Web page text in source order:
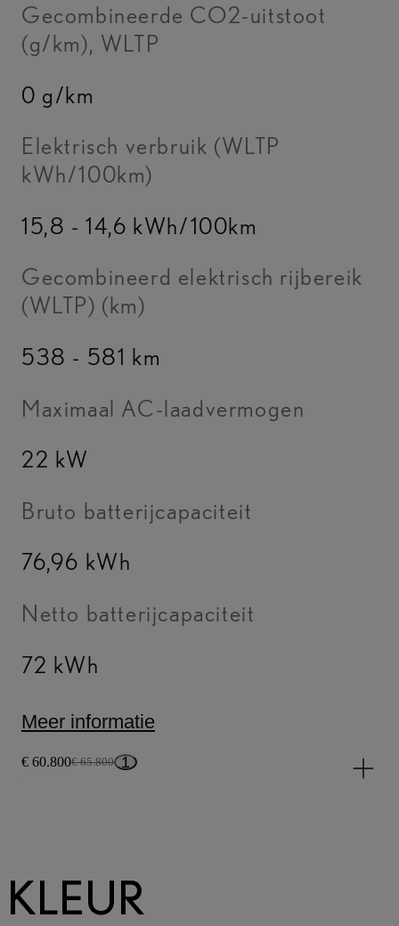
Gecombineerde CO2-uitstoot
(g/km), WLTP
0 g/km
Elektrisch verbruik (WLTP
kWh/100km)
15,8 - 14,6 kWh/100km
Gecombineerd elektrisch rijbereik
(WLTP) (km)
538 - 581 km
Maximaal AC-laadvermogen
22 kW
Bruto batterijcapaciteit
76,96 kWh
Netto batterijcapaciteit
72 kWh
Meer informatie
€ 60.800€ 65.800 1
KLEUR